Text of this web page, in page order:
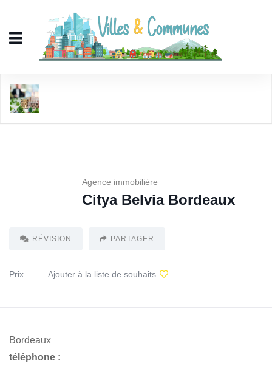
Agence immobilière
Citya Belvia Bordeaux
RÉVISION PARTAGER
Prix Ajouter à la liste de souhaits
Bordeaux
téléphone :